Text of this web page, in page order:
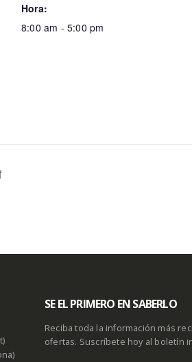
Hora:
8:00 am - 5:00 pm
SE EL PRIMERO EN SABERLO
Reciba toda la información más
ofertas. Suscríbete hoy al boletín